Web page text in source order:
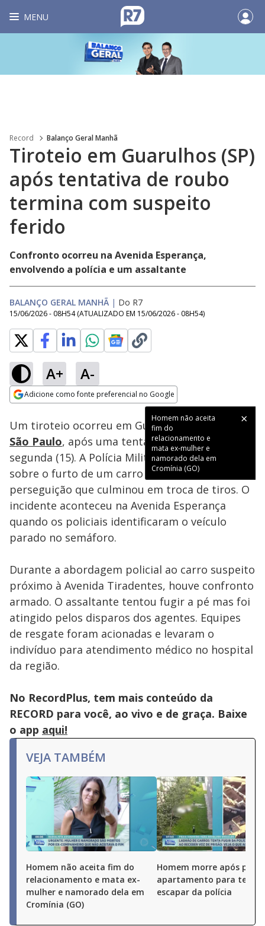
MENU
Record Balanço Geral Manhã
Tiroteio em Guarulhos (SP)
após tentativa de roubo
termina com suspeito
ferido
Confronto ocorreu na Avenida Esperança,
envolvendo a polícia e um assaltante
BALANÇO GERAL MANHÃ | Do R7
15/06/2026 - 08H54 (ATUALIZADO EM 15/06/2026 - 08H54)
A+ A-
Adicione como fonte preferencial no Google
Homem não aceita
fim do
relacionamento e
mata ex-mulher e
namorado dela em
Cromínia (GO)
Ativar
89.11%
Um tiroteio ocorreu em Guarulhos, na Grande
São Paulo, após uma tentativa de roubo, nesta
segunda (15). A Polícia Militar recebeu denúncia
sobre o furto de um carro e iniciou uma
perseguição que culminou em troca de tiros. O
incidente aconteceu na Avenida Esperança
quando os policiais identificaram o veículo
parado no semáforo.
Durante a abordagem policial ao carro suspeito
próximo à Avenida Tiradentes, houve confronto
armado. O assaltante tentou fugir a pé mas foi
atingido pelos disparos dos agentes. Equipes
de resgate foram acionadas e levaram o
indivíduo para atendimento médico no hospital
da região.
No RecordPlus, tem mais conteúdo da
RECORD para você, ao vivo e de graça. Baixe
o app aqui!
VEJA TAMBÉM
Homem não aceita fim do
relacionamento e mata ex-
mulher e namorado dela em
Cromínia (GO)
Homem morre após
apartamento para tentar
escapar da polícia